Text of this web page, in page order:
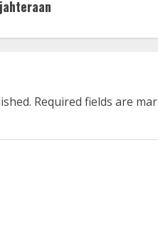
Required fields are